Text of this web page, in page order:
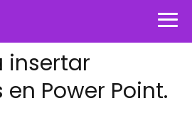
insertar
Power Point.